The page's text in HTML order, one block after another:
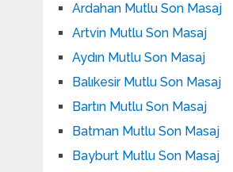
Ardahan Mutlu Son Masaj
Artvin Mutlu Son Masaj
Aydın Mutlu Son Masaj
Balıkesir Mutlu Son Masaj
Bartın Mutlu Son Masaj
Batman Mutlu Son Masaj
Bayburt Mutlu Son Masaj